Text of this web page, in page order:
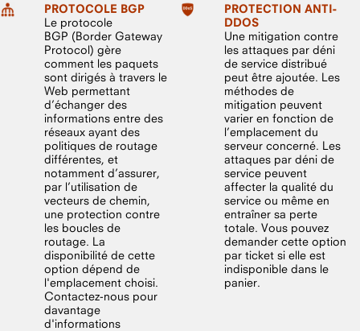
PROTOCOLE BGP
Le protocole
BGP (Border Gateway
Protocol) gère
comment les paquets
sont dirigés à travers le
Web permettant
d’échanger des
informations entre des
réseaux ayant des
politiques de routage
différentes, et
notamment d’assurer,
par l’utilisation de
vecteurs de chemin,
une protection contre
les boucles de
routage. La
disponibilité de cette
option dépend de
l'emplacement choisi.
Contactez-nous pour
davantage
d'informations
PROTECTION ANTI-
DDOS
Une mitigation contre
les attaques par déni
de service distribué
peut être ajoutée. Les
méthodes de
mitigation peuvent
varier en fonction de
l’emplacement du
serveur concerné. Les
attaques par déni de
service peuvent
affecter la qualité du
service ou même en
entraîner sa perte
totale. Vous pouvez
demander cette option
par ticket si elle est
indisponible dans le
panier.